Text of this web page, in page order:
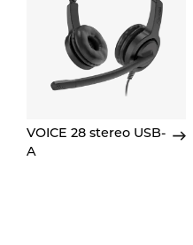
VOICE 28 stereo USB-
A